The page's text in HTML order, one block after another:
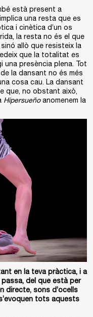
està present a
una resta que es
i cinètica d’un os
la resta no és el que
allò que resisteix la
que la totalitat es
una presència plena. Tot
la dansant no és més
cosa cau. La dansant
que, no obstant això,
Hipersueñoanomenem la
en la teva pràctica, i a
del que està per
directe, sons d’ocells
tots aquests